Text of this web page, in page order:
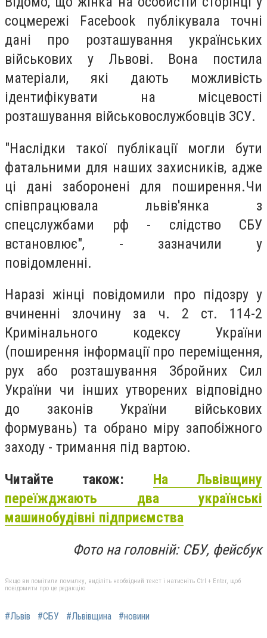
соцмережі Facebook публікувала точні
дані про розташування українських
військових у Львові. Вона постила
матеріали, які дають можливість
ідентифікувати на місцевості
розташування військовослужбовців ЗСУ.
"Наслідки такої публікації могли бути
фатальними для наших захисників, адже
ці дані заборонені для поширення.Чи
співпрацювала львів'янка з
спецслужбами рф - слідство СБУ
встановлює", - зазначили у
повідомленні.
Наразі жінці повідомили про підозру у
вчиненні злочину за ч. 2 ст. 114-2
Кримінального кодексу України
(поширення інформації про переміщення,
рух або розташування Збройних Сил
України чи інших утворених відповідно
до законів України військових
формувань) та обрано міру запобіжного
заходу - тримання під вартою.
Читайте також: На Львівщину
переїжджають два українські
машинобудівні підприємства
Фото на головній: СБУ, фейсбук
Якщо ви помітили помилку, виділіть необхідний текст і натисніть Ctrl + Enter, щоб
повідомити про це редакцію
#Львів #СБУ #Львівщина #новини